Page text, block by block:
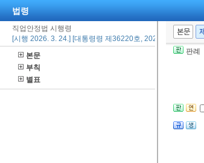
법령
직업안정법 시행령
[시행 2026. 3. 24.] [대통령령 제36220호, 2026. 3. 24., 타법
본문
부칙
별표
본문
판례